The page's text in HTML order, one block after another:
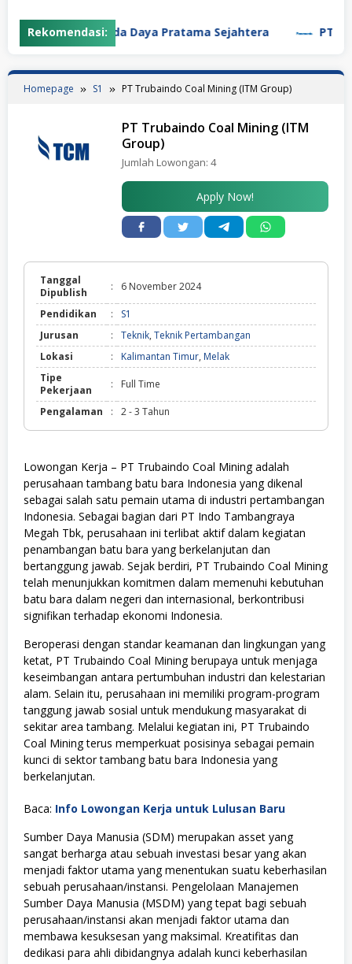
Rekomendasi:
PT Garuda Daya Pratama Sejahtera PT
Homepage S1 PT Trubaindo Coal Mining (ITM Group)
PT Trubaindo Coal Mining (ITM
Group)
Jumlah Lowongan: 4
Apply Now!
Tanggal
Dipublish
: 6 November 2024
Pendidikan :
S1
Jurusan
: Teknik, Teknik Pertambangan
Lokasi
: Kalimantan Timur, Melak
Tipe
Pekerjaan
: Full Time
Pengalaman : 2 - 3 Tahun
Lowongan Kerja – PT Trubaindo Coal Mining adalah
perusahaan tambang batu bara Indonesia yang dikenal
sebagai salah satu pemain utama di industri pertambangan
Indonesia. Sebagai bagian dari PT Indo Tambangraya
Megah Tbk, perusahaan ini terlibat aktif dalam kegiatan
penambangan batu bara yang berkelanjutan dan
bertanggung jawab. Sejak berdiri, PT Trubaindo Coal Mining
telah menunjukkan komitmen dalam memenuhi kebutuhan
batu bara dalam negeri dan internasional, berkontribusi
signifikan terhadap ekonomi Indonesia.
Beroperasi dengan standar keamanan dan lingkungan yang
ketat, PT Trubaindo Coal Mining berupaya untuk menjaga
keseimbangan antara pertumbuhan industri dan kelestarian
alam. Selain itu, perusahaan ini memiliki program-program
tanggung jawab sosial untuk mendukung masyarakat di
sekitar area tambang. Melalui kegiatan ini, PT Trubaindo
Coal Mining terus memperkuat posisinya sebagai pemain
kunci di sektor tambang batu bara Indonesia yang
berkelanjutan.
Baca: Info Lowongan Kerja untuk Lulusan Baru
Sumber Daya Manusia (SDM) merupakan asset yang
sangat berharga atau sebuah investasi besar yang akan
menjadi faktor utama yang menentukan suatu keberhasilan
sebuah perusahaan/instansi. Pengelolaan Manajemen
Sumber Daya Manusia (MSDM) yang tepat bagi sebuah
perusahaan/instansi akan menjadi faktor utama dan
membawa kesuksesan yang maksimal. Kreatifitas dan
dedikasi para ahli dibidangnya adalah kunci keberhasilan